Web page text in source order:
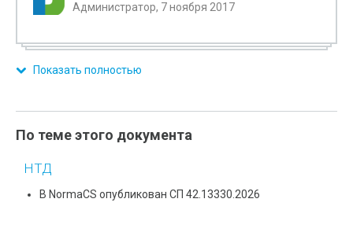
Администратор, 7 ноября 2017
Показать полностью
По теме этого документа
НТД
В NormaCS опубликован СП 42.13330.2026